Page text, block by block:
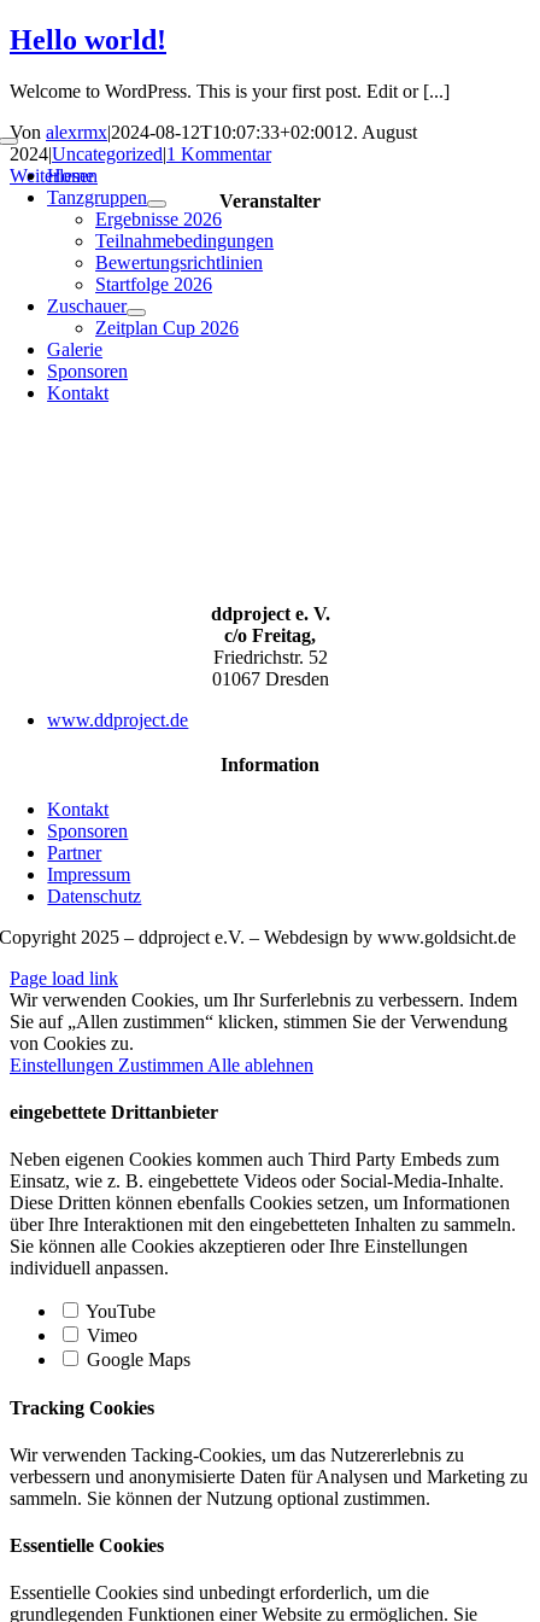
Zum
Inhalt
Toggle
Navigation
Home
Tanzgruppen
Ergebnisse 2026
Teilnahmebedingungen
Bewertungsrichtlinien
Startfolge 2026
Zuschauer
Zeitplan Cup 2026
Galerie
Sponsoren
Kontakt
Hello world!
Welcome to WordPress. This is your first post. Edit or [...]
Von alexrmx|2024-08-12T10:07:33+02:0012. August
2024|Uncategorized|1 Kommentar
Weiterlesen
Veranstalter
ddproject e. V.
c/o Freitag,
Friedrichstr. 52
01067 Dresden
www.ddproject.de
Information
Kontakt
Sponsoren
Partner
Impressum
Datenschutz
Copyright 2025 – ddproject e.V. – Webdesign by www.goldsicht.de
Page load link
Wir verwenden Cookies, um Ihr Surferlebnis zu verbessern. Indem
Sie auf „Allen zustimmen“ klicken, stimmen Sie der Verwendung
von Cookies zu.
Einstellungen Zustimmen Alle ablehnen
eingebettete Drittanbieter
Neben eigenen Cookies kommen auch Third Party Embeds zum
Einsatz, wie z. B. eingebettete Videos oder Social-Media-Inhalte.
Diese Dritten können ebenfalls Cookies setzen, um Informationen
über Ihre Interaktionen mit den eingebetteten Inhalten zu sammeln.
Sie können alle Cookies akzeptieren oder Ihre Einstellungen
individuell anpassen.
YouTube
Vimeo
Google Maps
Tracking Cookies
Wir verwenden Tacking-Cookies, um das Nutzererlebnis zu
verbessern und anonymisierte Daten für Analysen und Marketing zu
sammeln. Sie können der Nutzung optional zustimmen.
Essentielle Cookies
Essentielle Cookies sind unbedingt erforderlich, um die
grundlegenden Funktionen einer Website zu ermöglichen. Sie